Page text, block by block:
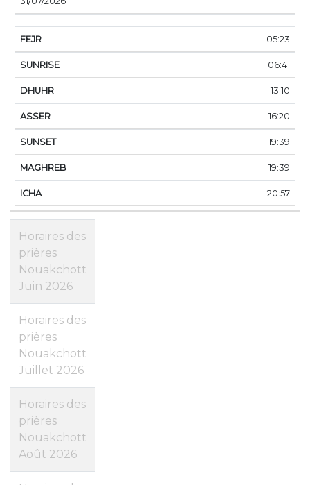
05:23
06:41
13:10
16:20
19:39
19:39
20:57
Horaires des
prières
Nouakchott
Juin 2026
Horaires des
prières
Nouakchott
Juillet 2026
Horaires des
prières
Nouakchott
Août 2026